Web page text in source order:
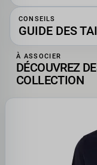
CONSEILS
GUIDE DES
À ASSOCIER
DÉCOUVREZ
COLLECTION